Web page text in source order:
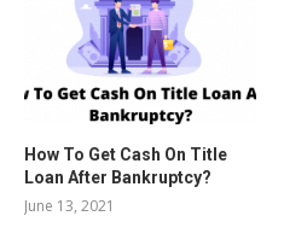
How To Get Cash On Title
Loan After Bankruptcy?
June 13, 2021